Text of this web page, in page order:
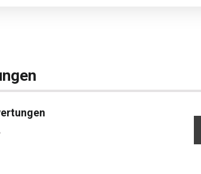
Bewertung von 0 von 5 Sternen